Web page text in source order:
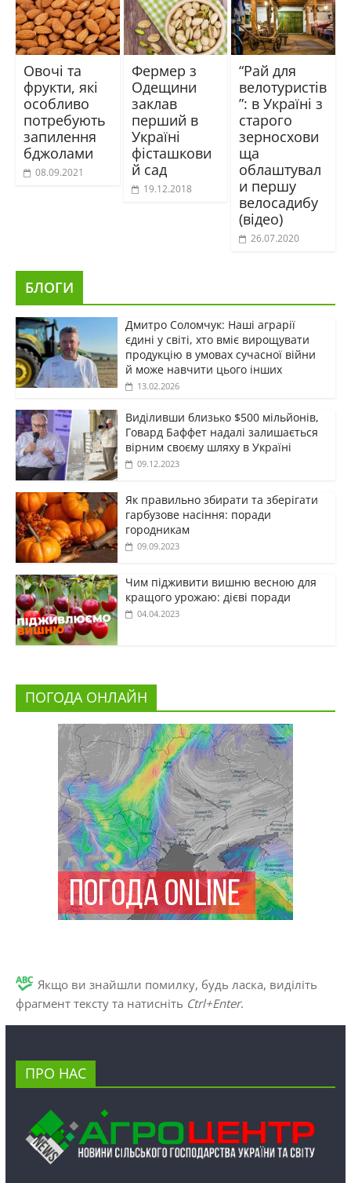
Овочі та
фрукти, які
особливо
потребують
запилення
бджолами
08.09.2021
Фермер з
Одещини
заклав
перший в
Україні
фісташкови
й сад
19.12.2018
“Рай для
велотуристів
”: в Україні з
старого
зерносхови
ща
облаштувал
и першу
велосадибу
(відео)
26.07.2020
БЛОГИ
Дмитро Соломчук: Наші аграрії
єдині у світі, хто вміє вирощувати
продукцію в умовах сучасної війни
й може навчити цього інших
13.02.2026
Виділивши близько $500 мільйонів,
Говард Баффет надалі залишається
вірним своєму шляху в Україні
09.12.2023
Як правильно збирати та зберігати
гарбузове насіння: поради
городникам
09.09.2023
Чим підживити вишню весною для
кращого урожаю: дієві поради
04.04.2023
ПОГОДА ОНЛАЙН
Якщо ви знайшли помилку, будь ласка, виділіть
фрагмент тексту та натисніть Ctrl+Enter.
ПРО НАС